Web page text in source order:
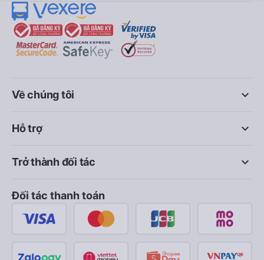
keyboard_arrow_down
Về chúng tôi
keyboard_arrow_down
Hỗ trợ
keyboard_arrow_down
Trở thành đối tác
Đối tác thanh toán